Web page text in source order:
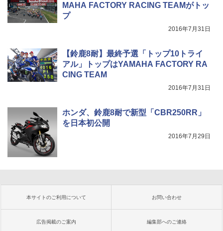
MAHA FACTORY RACING TEAMがトッ
プ
2016年7月31日
【鈴鹿8耐】最終予選「トップ10トライ
アル」トップはYAMAHA FACTORY RA
CING TEAM
2016年7月31日
ホンダ、鈴鹿8耐で新型「CBR250RR」
を日本初公開
2016年7月29日
本サイトのご利用について お問い合わせ
広告掲載のご案内 編集部へのご連絡